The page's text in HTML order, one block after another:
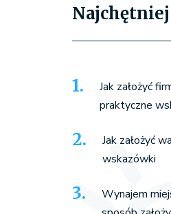
Jak założyć
praktyczne
Jak założyć
wskazówki
Wynajem